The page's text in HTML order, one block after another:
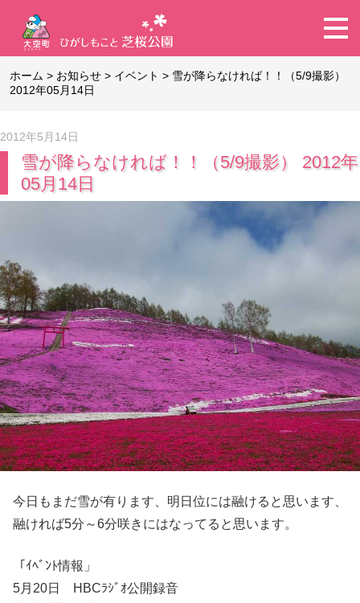
ホーム > お知らせ > イベント > 雪が降らなければ！！（5/9撮影）
2012年05月14日
2012年5月14日
雪が降らなければ！！（5/9撮影） 2012年
05月14日
今日もまだ雪が有ります、明日位には融けると思います、
融ければ5分～6分咲きにはなってると思います。
「ｲﾍﾞﾝﾄ情報」
5月20日 HBCﾗｼﾞｵ公開録音